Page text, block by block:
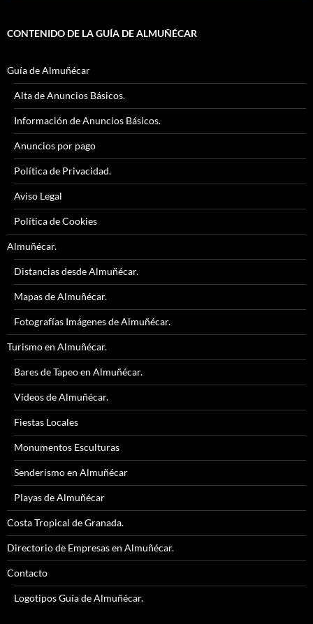
CONTENIDO DE LA GUÍA DE ALMUÑÉCAR
Guía de Almuñécar
Alta de Anuncios Básicos.
Información de Anuncios Básicos.
Anuncios por pago
Política de Privacidad.
Aviso Legal
Política de Cookies
Almuñécar.
Distancias desde Almuñécar.
Mapas de Almuñécar.
Fotografías Imágenes de Almuñécar.
Turismo en Almuñécar.
Bares de Tapeo en Almuñécar.
Vídeos de Almuñécar.
Fiestas Locales
Monumentos Esculturas
Senderismo en Almuñécar
Playas de Almuñécar
Costa Tropical de Granada.
Directorio de Empresas en Almuñécar.
Contacto
Logotipos Guía de Almuñécar.